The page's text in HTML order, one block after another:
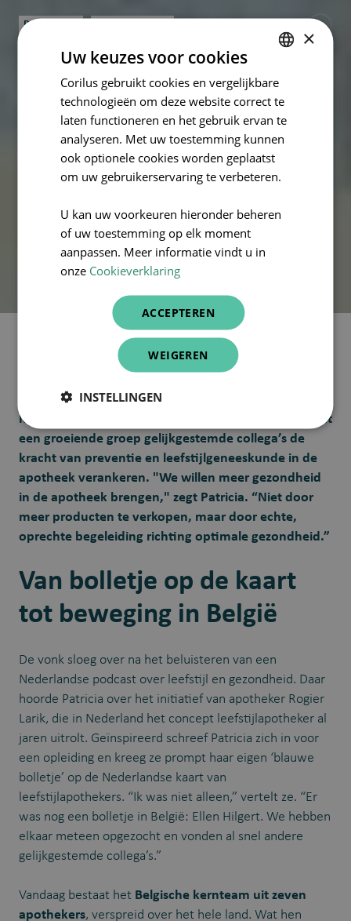
Patiëntdata
Leefstijlapotheek:
een frisse wind in de
farmacie
5 minuten leestijd 7-aug-2025 10:59:56
In een sector waar de klassieke rol van de apotheker
Patricia Carpentier resoluut voor een andere koers.
Met het initiatief 'leefstijlapotheek' wil ze samen met
een groeiende groep gelijkgestemde collega’s de
kracht van preventie en leefstijlgeneeskunde in de
apotheek verankeren. "We willen meer gezondheid
in de apotheek brengen," zegt Patricia. “Niet door
meer producten te verkopen, maar door echte,
oprechte begeleiding richting optimale gezondheid.”
Van bolletje op de kaart
tot beweging in België
De vonk sloeg over na het beluisteren van een
Nederlandse podcast over leefstijl en gezondheid. Daar
hoorde Patricia over het initiatief van apotheker Rogier
Larik, die in Nederland het concept leefstijlapotheker al
jaren uitrolt. Geïnspireerd schreef Patricia zich in voor
een opleiding en kreeg ze prompt haar eigen ‘blauwe
bolletje’ op de Nederlandse kaart van
leefstijlapothekers. “Ik was niet alleen,” vertelt ze. “Er
was nog een bolletje in België: Ellen Hilgert. We hebben
elkaar meteen opgezocht en vonden al snel andere
gelijkgestemde collega’s.”
Vandaag bestaat het Belgische kernteam uit zeven
apothekers, verspreid over het hele land. Wat hen
DUTCH
FRENCH
×
Uw keuzes voor cookies
Corilus gebruikt cookies en vergelijkbare
technologieën om deze website correct te
laten functioneren en het gebruik ervan te
analyseren. Met uw toestemming kunnen
ook optionele cookies worden geplaatst
om uw gebruikerservaring te verbeteren.
U kan uw voorkeuren hieronder beheren
of uw toestemming op elk moment
aanpassen. Meer informatie vindt u in
onze Cookieverklaring
ACCEPTEREN
WEIGEREN
INSTELLINGEN